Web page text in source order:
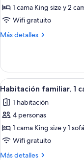
Family
2
rooms
1 cama King size y 2
Wifi gratuito
Más detalles
Más
2
connecting
rooms
Ver
todas
las
fotos
de
Habitación
familiar,
8
Habitación familiar, 1
1 habitación
4 personas
1 cama King size y 1
Wifi gratuito
Más detalles
Más